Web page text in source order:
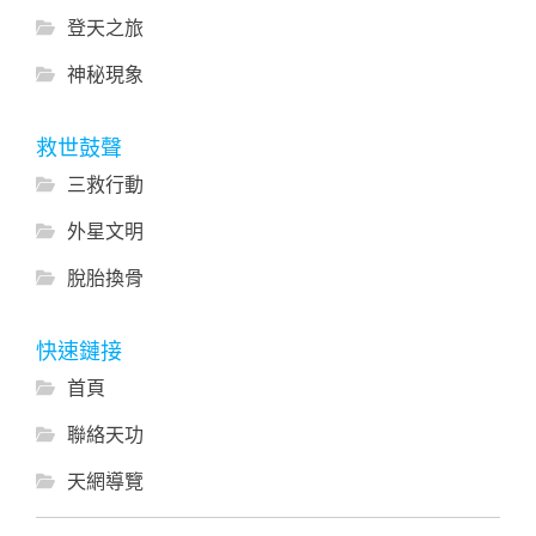
登天之旅
神秘現象
救世鼓聲
三救行動
外星文明
脫胎換骨
快速鏈接
首頁
聯絡天功
天網導覽